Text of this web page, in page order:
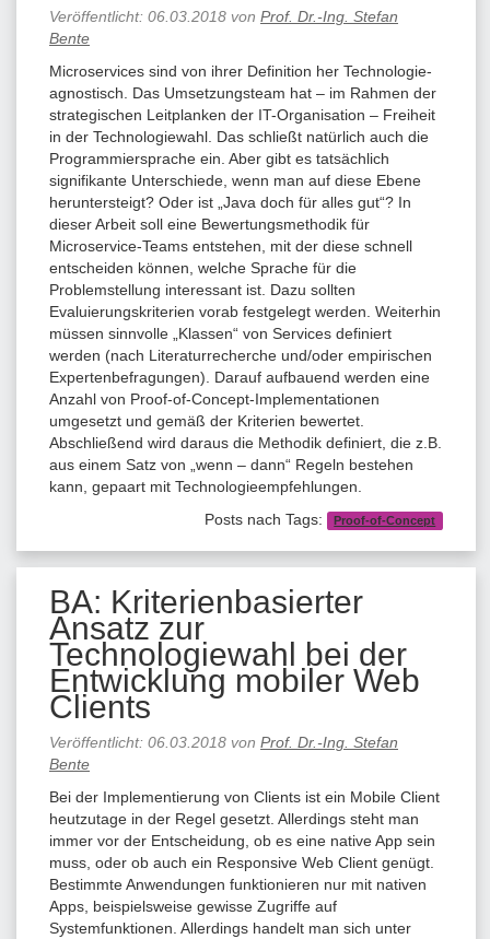
Veröffentlicht: 06.03.2018 von Prof. Dr.-Ing. Stefan
Bente
Microservices sind von ihrer Definition her Technologie-
agnostisch. Das Umsetzungsteam hat – im Rahmen der
strategischen Leitplanken der IT-Organisation – Freiheit
in der Technologiewahl. Das schließt natürlich auch die
Programmiersprache ein. Aber gibt es tatsächlich
signifikante Unterschiede, wenn man auf diese Ebene
heruntersteigt? Oder ist „Java doch für alles gut“? In
dieser Arbeit soll eine Bewertungsmethodik für
Microservice-Teams entstehen, mit der diese schnell
entscheiden können, welche Sprache für die
Problemstellung interessant ist. Dazu sollten
Evaluierungskriterien vorab festgelegt werden. Weiterhin
müssen sinnvolle „Klassen“ von Services definiert
werden (nach Literaturrecherche und/oder empirischen
Expertenbefragungen). Darauf aufbauend werden eine
Anzahl von Proof-of-Concept-Implementationen
umgesetzt und gemäß der Kriterien bewertet.
Abschließend wird daraus die Methodik definiert, die z.B.
aus einem Satz von „wenn – dann“ Regeln bestehen
kann, gepaart mit Technologieempfehlungen.
Posts nach Tags:
Proof-of-Concept
BA: Kriterienbasierter
Ansatz zur
Technologiewahl bei der
Entwicklung mobiler Web
Clients
Veröffentlicht: 06.03.2018 von Prof. Dr.-Ing. Stefan
Bente
Bei der Implementierung von Clients ist ein Mobile Client
heutzutage in der Regel gesetzt. Allerdings steht man
immer vor der Entscheidung, ob es eine native App sein
muss, oder ob auch ein Responsive Web Client genügt.
Bestimmte Anwendungen funktionieren nur mit nativen
Apps, beispielsweise gewisse Zugriffe auf
Systemfunktionen. Allerdings handelt man sich unter